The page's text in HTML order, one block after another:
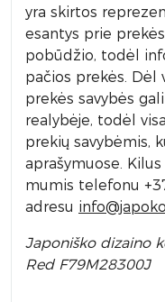
yra skirtos
esantys prie
pobūdžio, todėl
pačios prekės. Dėl
prekės savybės
realybėje, todėl
prekių savybėmis,
aprašymuose.
mumis telefonu
adresu info
Japoniško dizaino
Red F79M28300J